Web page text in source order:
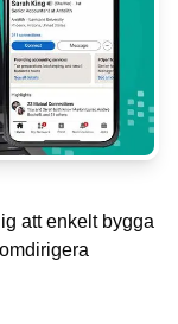
att enkelt bygga